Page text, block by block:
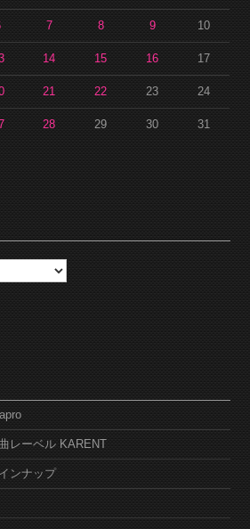
7 8 9 10
14 15 16 17
21 22 23 24
28 29 30 31
レーベル KARENT
ンナップ